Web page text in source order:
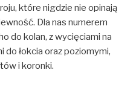
które nigdzie nie opinają
Dla nas numerem
do kolan, z wycięciami na
do łokcia oraz poziomymi,
i koronki.